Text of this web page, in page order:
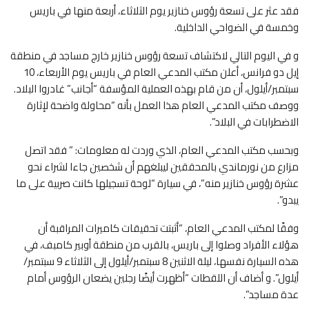
فقد عثر على تسعة رؤوس خنازير يوم الثلاثاء، أربعة منها في باريس
وخمسة في الضواحي الداخلية.
و في اليوم التالي لاكتشاف تسعة رؤوس خنازير خارج مساجد في منطقة
إيل دو فرانس، أعلن مكتب المدعي العام في باريس يوم الأربعاء، 10
سبتمبر/أيلول، أن من قام بهذه العملية المؤسفة “أجانب” غادروا البلاد.
ووصف مكتب المدعي العام هذا العمل بأنه “محاولة واضحة لإثارة
الاضطرابات في البلاد”.
وبحسب مكتب المدعي العام، الذي وردت له معلومات: ” فقد اتصل
مزارع من نورماندي بالمحققين ليبلغهم أن شخصين جاءا لشراء نحو
عشرة رؤوس خنازير منه”، في سيارة “لوحة تسجيلها كانت صربية على ما
يبدو”.
وفقًا لمكتب المدعي العام، “أثبتت تحقيقات كاميرات المراقبة أن
هؤلاء الأفراد وصلوا إلى باريس، بالقرب من منطقة أوبير كامبف، في
هذه السيارة نفسها، ليلة الاثنين 8 سبتمبر/أيلول إلى الثلاثاء 9 سبتمبر/
أيلول”. و أضاف أن اللقطات “أظهرت أيضًا رجلين يضعان الرؤوس أمام
عدة مساجد”.